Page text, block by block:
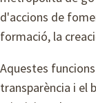
d'accions de
formació, la
Aquestes
transparència i el